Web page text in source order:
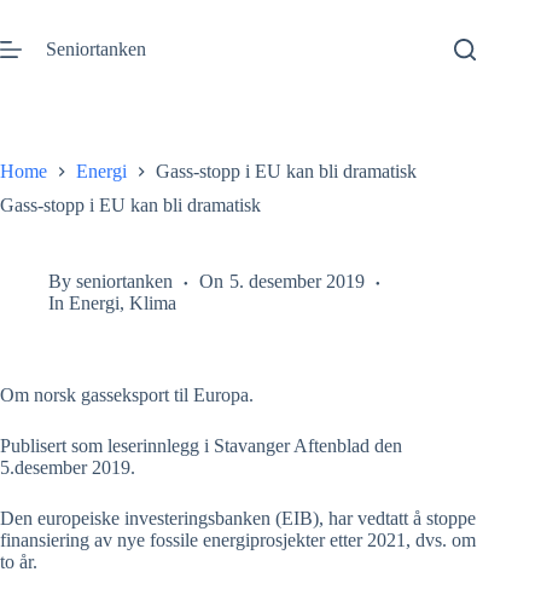
innholdSeniortanken
Home Energi
Gass-stopp i EU kan bli dramatisk
Gass-stopp i EU kan bli dramatisk
By seniortanken On 5. desember 2019
In Energi,Klima
Om norsk gasseksport til Europa.
Publisert som leserinnlegg i Stavanger Aftenblad den
5.desember 2019.
Den europeiske investeringsbanken (EIB), har vedtatt å stoppe
finansiering av nye fossile energiprosjekter etter 2021, dvs. om
to år.